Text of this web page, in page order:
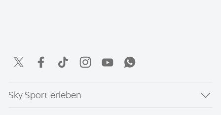
Sky Sport erleben